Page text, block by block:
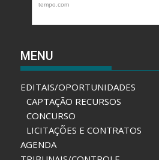
MENU
EDITAIS/OPORTUNIDADES
CAPTAÇÃO RECURSOS
CONCURSO
LICITAÇÕES E CONTRATOS
AGENDA